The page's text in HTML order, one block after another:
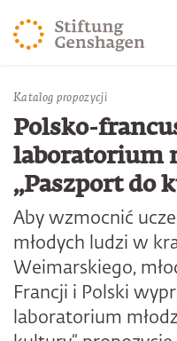
PRZJDŹ DO TREŚCI
PRZEJDŹ DO
Jesteś tutaj
Strona główna Publikacje
Katalog propozycji
Polsko-
laboratorium
„Paszport do
Aby wzmocnić
młodych ludzi w
Weimarskiego,
Francji i Polski
laboratorium